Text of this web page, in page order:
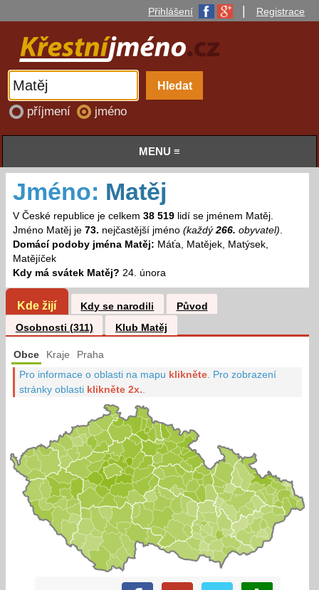
Přihlášení Registrace
příjmení jméno
MENU ≡
Jméno: Matěj
V České republice je celkem 38 519lidí se jménem Matěj.
Jméno Matěj je 73. nejčastější jméno (každý266. obyvatel).
Domácí podoby jména Matěj: Máťa, Matějek, Matýsek,
Matějíček
Kdy má svátek Matěj? 24. února
Kde žijí Kdy se narodili
Původ
Osobnosti (311)
Klub Matěj
Obce Kraje Praha
Pro informace o oblasti na mapu klikněte Pro zobrazení
stránky oblasti klikněte 2x.